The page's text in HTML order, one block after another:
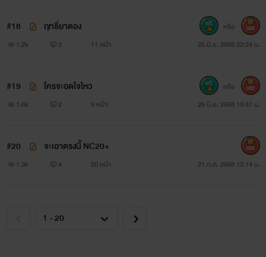
#18 ฤทธิ์ยาดอง
1.2k 2 11 หน้า 25 มิ.ย. 2568 22:24 น.
หรือ 300
#19 ใครจะอดใจไหว
1.6k 2 9 หน้า 26 มิ.ย. 2568 19:47 น.
หรือ 300
#20 จะเอาตรงนี้ NC20+
1.3k 4 20 หน้า 21 ก.ค. 2568 13:14 น.
600